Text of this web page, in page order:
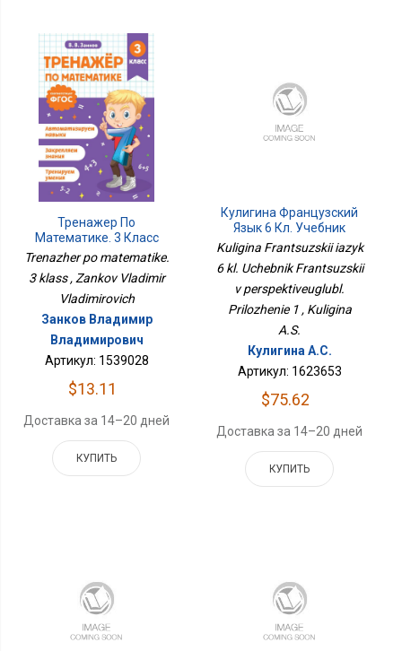
Тренажер По
Математике. 3 Класс
Trenazher po matematike.
3 klass , Zankov Vladimir
Vladimirovich
Занков Владимир
Владимирович
Артикул: 1539028
$13.11
Доставка за 14–20 дней
КУПИТЬ
Кулигина Французский
Язык 6 Кл. Учебник
Французский В
Перспективеуглубл.
Приложение 1
Kuligina Frantsuzskii iazyk
6 kl. Uchebnik Frantsuzskii
v perspektiveuglubl.
Prilozhenie 1 , Kuligina
A.S.
Кулигина А.С.
Артикул: 1623653
$75.62
Доставка за 14–20 дней
КУПИТЬ